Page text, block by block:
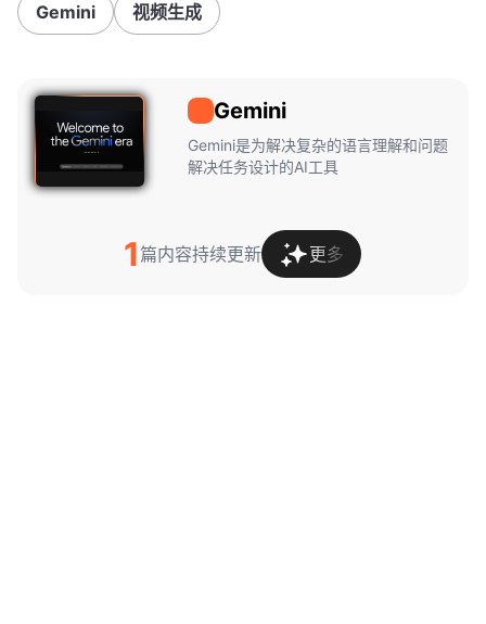
Gemini 视频生成
Gemini
Gemini是为解决复杂的语言理解和问题
解决任务设计的AI工具
1篇内容持续更新 更多